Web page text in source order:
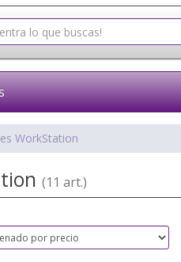
WorkStation
(11 art.)